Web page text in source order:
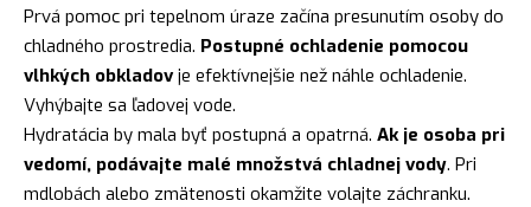
Prvá pomoc pri tepelnom úraze začína presunutím osoby do
chladného prostredia. Postupné ochladenie pomocou
vlhkých obkladovje efektívnejšie než náhle ochladenie.
Vyhýbajte sa ľadovej vode.
Hydratácia by mala byť postupná a opatrná. Ak je osoba pri
vedomí, podávajte malé množstvá chladnej vody. Pri
mdlobách alebo zmätenosti okamžite volajte záchranku.